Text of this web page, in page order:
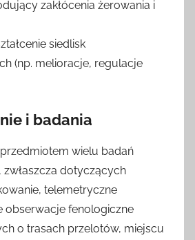
zakłócenia żerowania i
siedlisk
(np. melioracje, regulacje
i badania
wielu badań
dotyczących
telemetryczne
obserwacje fenologiczne
o trasach przelotów, miejscu